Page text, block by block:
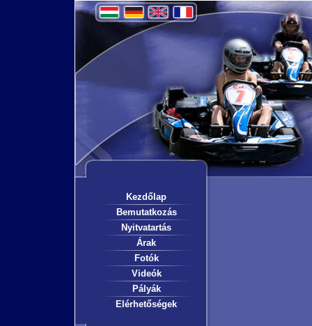
Kezdőlap
Bemutatkozás
Nyitvatartás
Árak
Fotók
Videók
Pályák
Elérhetőségek